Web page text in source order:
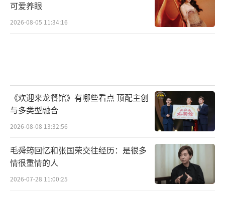
可爱养眼
2026-08-05 11:34:16
《欢迎来龙餐馆》有哪些看点 顶配主创
与多类型融合
2026-08-08 13:32:56
毛舜筠回忆和张国荣交往经历：是很多
情很重情的人
2026-07-28 11:00:25